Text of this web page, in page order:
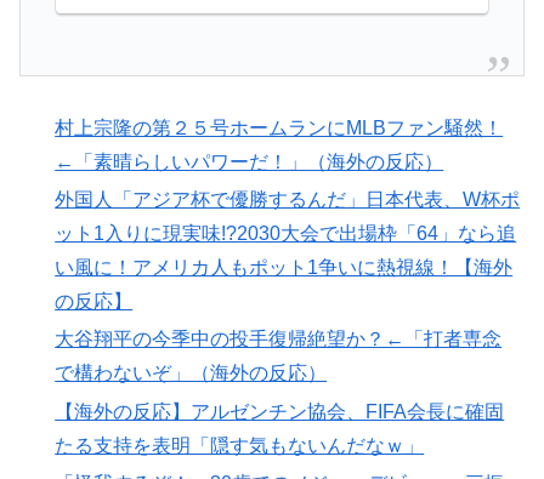
【海外の反応】
【衝撃】韓国人「日本の名門女子校、漫画のままかよ」
した極限の中の日本人の姿に世界が衝撃
▶ 韓国人「韓国サッカー協会関係者が『不適切接待は慣行
だった』と衝撃発言！日韓ワールドカップ4強にも疑い
の視線が向けられる」
▶ 【海外の反応】アルゼンチン協会、FIFA会長に確固たる
支持を表明「隠す気もないんだなｗ」
▶ 【海外の反応】アルゼンチン協会、FIFA会長に断固たる
支持を表明「隠す気もないんだなｗ」
インドネシアの西パプアでアメリカ人パイロット殺害を
武装組織が主張。
村上宗隆の第２５号ホームランにMLBファン騒然！
←「素晴らしいパワーだ！」（海外の反応）
外国人「アジア杯で優勝するんだ」日本代表、W杯ポ
ット1入りに現実味!?2030大会で出場枠「64」なら追
い風に！アメリカ人もポット1争いに熱視線！【海外
の反応】
大谷翔平の今季中の投手復帰絶望か？←「打者専念
で構わないぞ」（海外の反応）
【海外の反応】アルゼンチン協会、FIFA会長に確固
たる支持を表明「隠す気もないんだなｗ」